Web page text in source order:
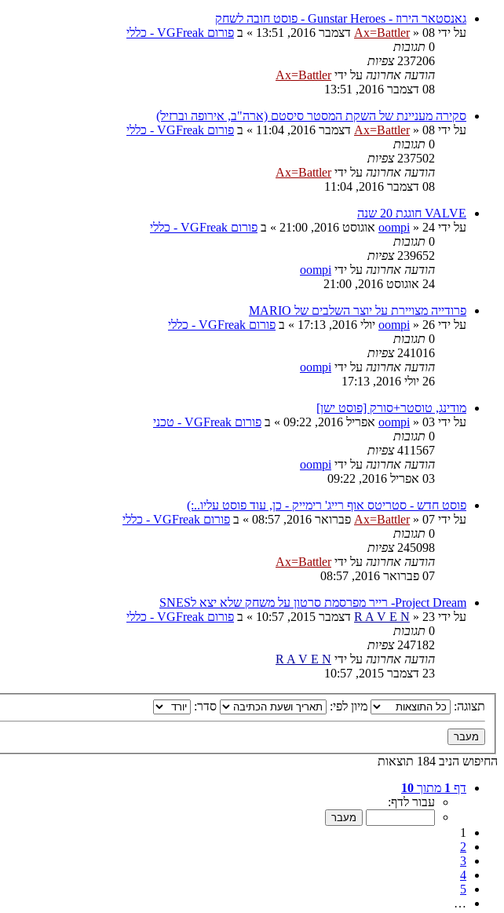
גאנסטאר הירוז - Gunstar Heroes - פוסט חובה לשחק
על ידי
Ax=Battler» 08 דצמבר 2016, 13:51 » ב פורום VGFreak - כללי
0 תגובות
237206 צפיות
הודעה אחרונה על ידיAx=Battler
08 דצמבר 2016, 13:51
סקירה מעניינת של השקת המסטר סיסטם (ארה"ב, אירופה וברזיל)
על ידי
Ax=Battler» 08 דצמבר 2016, 11:04 » ב פורום VGFreak - כללי
0 תגובות
237502 צפיות
הודעה אחרונה על ידיAx=Battler
08 דצמבר 2016, 11:04
VALVE חוגגת 20 שנה
על ידי
oompi » 24 אוגוסט 2016, 21:00 » ב פורום VGFreak - כללי
0 תגובות
239652 צפיות
הודעה אחרונה על ידי oompi
24 אוגוסט 2016, 21:00
פרודייה מצויירת על יוצר השלבים של MARIO
על ידי
oompi » 26 יולי 2016, 17:13 » ב פורום VGFreak - כללי
0 תגובות
241016 צפיות
הודעה אחרונה על ידי oompi
26 יולי 2016, 17:13
מודינג, טוסטר+סורק [פוסט ישן]
על ידי
oompi » 03 אפריל 2016, 09:22 » ב פורום VGFreak - טכני
0 תגובות
411567 צפיות
הודעה אחרונה על ידי oompi
03 אפריל 2016, 09:22
פוסט חדש - סטריטס אוף רייג' רימייק - כן, עוד פוסט עליו..:)
על ידי
Ax=Battler» 07 פברואר 2016, 08:57 » ב פורום VGFreak - כללי
0 תגובות
245098 צפיות
הודעה אחרונה על ידיAx=Battler
07 פברואר 2016, 08:57
Project Dream- רייר מפרסמת סרטון על משחק שלא יצא לSNES
על ידי
R A V E N » 23 דצמבר 2015, 10:57 » ב פורום VGFreak - כללי
0 תגובות
247182 צפיות
הודעה אחרונה על ידי R A V E N
23 דצמבר 2015, 10:57
תצוגה: מיון לפי: סדר:
החיפוש הניב 184 תוצאות
דף 1 מתוך 10
עבור לדף:
1
2
3
4
5
…